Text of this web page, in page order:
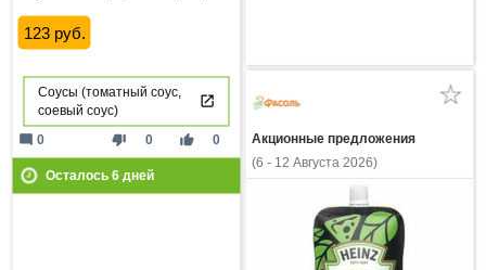
123 руб.
Соусы (томатный соус,
соевый соус)
thumb_down 0 thumb_up 0
mode_comment 0
Осталось 6дней
Акционные предложения
(6 - 12 Августа 2026)